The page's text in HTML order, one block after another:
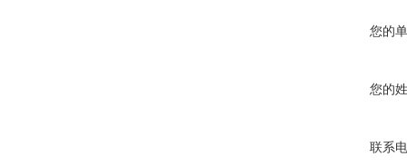
您的
您的
联系